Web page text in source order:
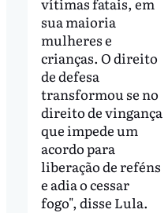
sua maioria
mulheres e
crianças. O direito
de defesa
transformou se no
direito de vingança
que impede um
acordo para
liberação de reféns
e adia o cessar
fogo", disse Lula.